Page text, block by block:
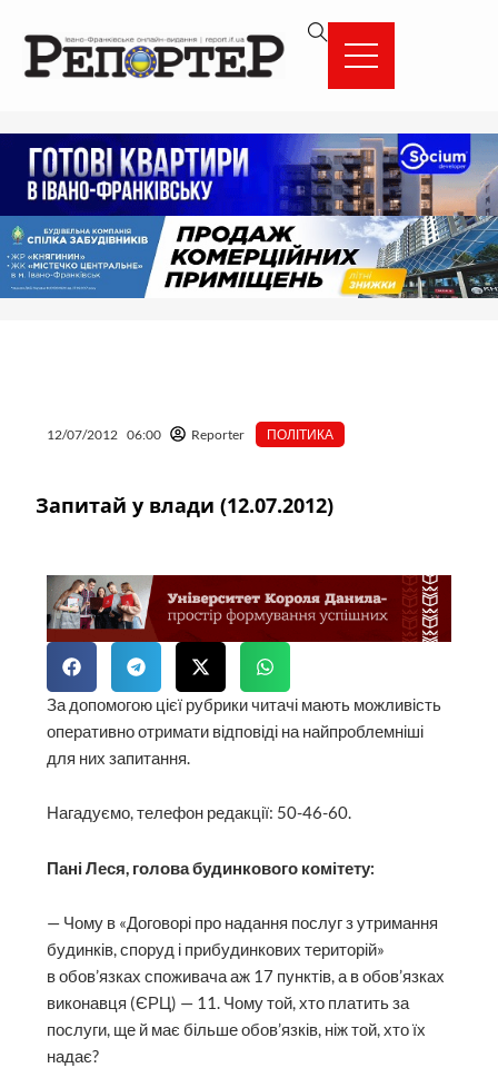
вмісту
12/07/2012 06:00 Reporter ПОЛІТИКА
Запитай у влади (12.07.2012)
За допомогою цієї рубрики читачі мають можливість
оператив­но отримати відповіді на найпроблемніші
для них запитання.
Нагадуємо, телефон редакції: 50-46-60.
Пані Леся, голова будинкового комітету:
— Чому в «Договорі про надання послуг з утримання
будинків, споруд і прибудинкових територій»
в обов’язках споживача аж 17 пунктів, а в обов’язках
виконавця (ЄРЦ) — 11. Чому той, хто платить за
послуги, ще й має більше обов’язків, ніж той, хто їх
надає?